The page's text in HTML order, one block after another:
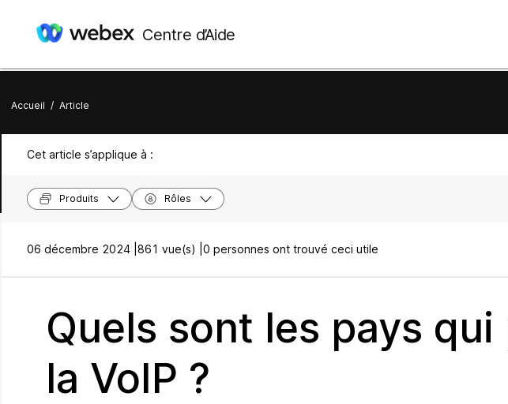
Centre d’Aide
Accueil / Article
Cet article s’applique à :
Produits Rôles
06 décembre 2024 | 861 vue(s) | 0 personnes ont trouvé ceci utile
Quels sont les pays
la VoIP ?